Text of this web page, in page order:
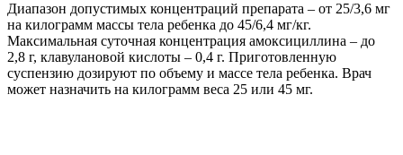
Диапазон допустимых концентраций препарата – от 25/3,6 мг
на килограмм массы тела ребенка до 45/6,4 мг/кг.
Максимальная суточная концентрация амоксициллина – до
2,8 г, клавулановой кислоты – 0,4 г. Приготовленную
суспензию дозируют по объему и массе тела ребенка. Врач
может назначить на килограмм веса 25 или 45 мг.